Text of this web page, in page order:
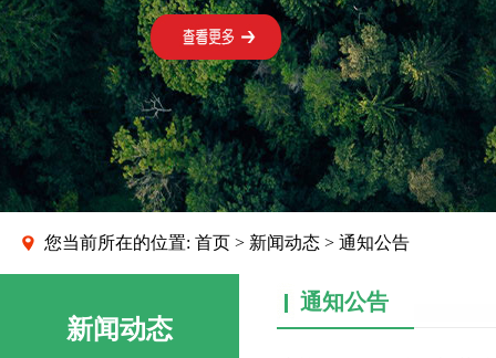
您当前所在的位置: 首页 > 新闻动态 > 通知公告
新闻动态
通知公告